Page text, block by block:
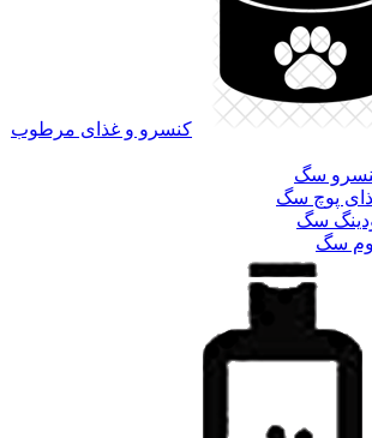
کنسرو و غذای مرطوب
سگ
پوچ سگ
سگ
سگ